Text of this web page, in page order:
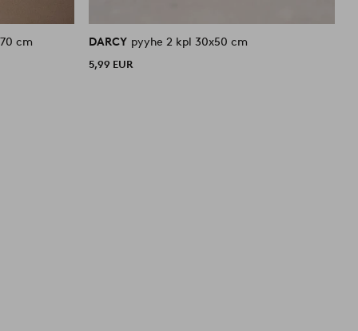
50x70 cm DARCY pyyhe 2 kpl 30x50 cm
5,99 EUR